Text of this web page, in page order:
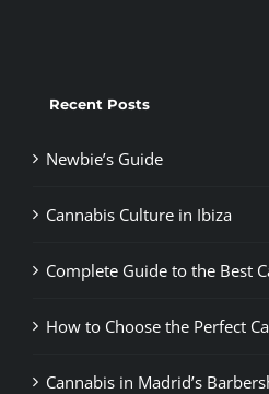
Recent Posts
Newbie’s Guide
Cannabis Culture in Ibiza
Complete Guide to the Best
How to Choose the Perfect
Cannabis in Madrid’s